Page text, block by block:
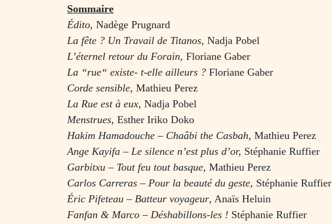
Sommaire
Édito, Nadège Prugnard
La fête ? Un Travail de Titanos, Nadja Pobel
L’éternel retour du Forain, Floriane Gaber
La “rue“ existe- t-elle ailleurs ? Floriane Gaber
Corde sensible, Mathieu Perez
La Rue est à eux, Nadja Pobel
Menstrues, Esther Iriko Doko
Hakim Hamadouche – Chaâbi the Casbah, Mathieu Perez
Ange Kayifa – Le silence n’est plus d’or, Stéphanie Ruffier
Garbitxu – Tout feu tout basque, Mathieu Perez
Carlos Carreras – Pour la beauté du geste, Stéphanie Ruffier
Éric Pifeteau – Batteur voyageur, Anaïs Heluin
Fanfan & Marco – Déshabillons-les ! Stéphanie Ruffier